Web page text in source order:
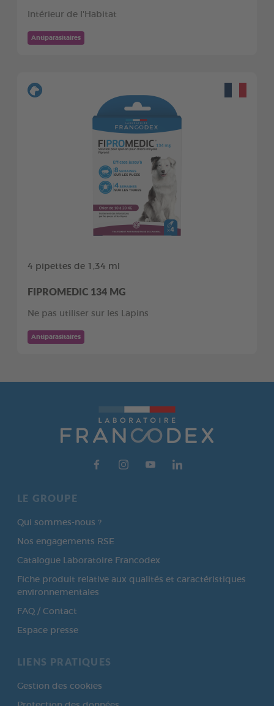
Intérieur de l'Habitat
Antiparasitaires
4 pipettes de 1,34 ml
FIPROMEDIC 134 MG
Ne pas utiliser sur les Lapins
Antiparasitaires
LE GROUPE
Qui sommes-nous ?
Nos engagements RSE
Catalogue Laboratoire Francodex
Fiche produit relative aux qualités et caractéristiques
environnementales
FAQ / Contact
Espace presse
LIENS PRATIQUES
Gestion des cookies